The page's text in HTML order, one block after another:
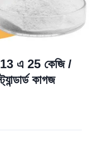
13 এ 25 কেজি /
কাগজ